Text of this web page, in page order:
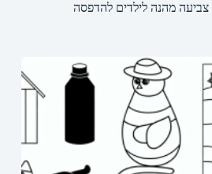
מהנה לילדים להדפסה